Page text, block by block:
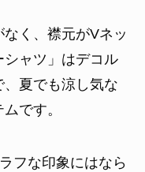
く、襟元がVネッ
シャツ」はデコル
夏でも涼し気な
です。
フな印象にはなら